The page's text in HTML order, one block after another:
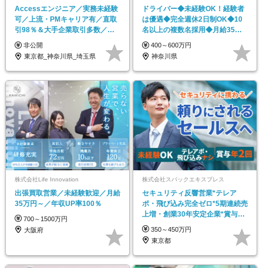
Accessエンジニア／実務未経験
可／上流・PMキャリア有／直取
引98％＆大手企業取引多数／
2029年上場予定
非公開
東京都_神奈川県_埼玉県
ドライバー◆未経験OK！経験者
は優遇◆完全週休2日制OK◆10
名以上の複数名採用◆月給35万
円以上◆賞与年2回
400～600万円
神奈川県
株式会社Life Innovation
出張買取営業／未経験歓迎／月給
35万円～／年収UP率100％
700～1500万円
大阪府
株式会社スパックエキスプレス
セキュリティ反響営業*テレア
ポ・飛び込み完全ゼロ*5期連続売
上増・創業30年安定企業*賞与年
2回*住宅手当有
350～450万円
東京都